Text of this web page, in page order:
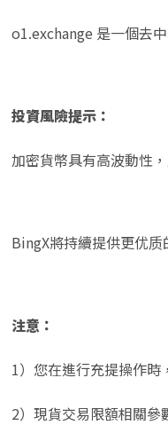
o1.exchange 是一個去
投資風險提示：
加密貨幣具有高波動性
BingX將持續提供更优
注意：
1）您在進行充提操作
2）現貨交易限額相關